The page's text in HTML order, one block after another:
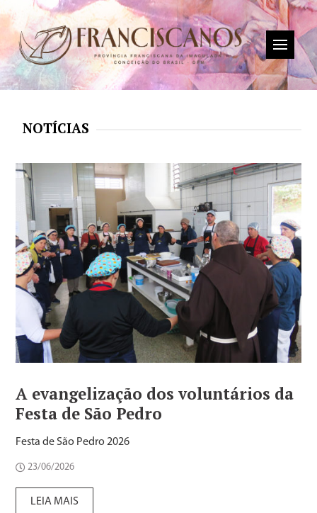
NOTÍCIAS
A evangelização dos voluntários da
Festa de São Pedro
Festa de São Pedro 2026
23/06/2026
LEIA MAIS